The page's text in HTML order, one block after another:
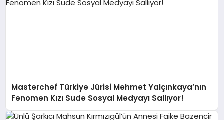
Masterchef Türkiye Jürisi Mehmet Yalçınkaya’nın
Fenomen Kızı Sude Sosyal Medyayı Sallıyor!